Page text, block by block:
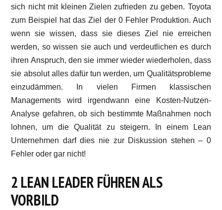
sich nicht mit kleinen Zielen zufrieden zu geben. Toyota
zum Beispiel hat das Ziel der 0 Fehler Produktion. Auch
wenn sie wissen, dass sie dieses Ziel nie erreichen
werden, so wissen sie auch und verdeutlichen es durch
ihren Anspruch, den sie immer wieder wiederholen, dass
sie absolut alles dafür tun werden, um Qualitätsprobleme
einzudämmen. In vielen Firmen klassischen
Managements wird irgendwann eine Kosten-Nutzen-
Analyse gefahren, ob sich bestimmte Maßnahmen noch
lohnen, um die Qualität zu steigern. In einem Lean
Unternehmen darf dies nie zur Diskussion stehen – 0
Fehler oder gar nicht!
2 LEAN LEADER FÜHREN ALS
VORBILD